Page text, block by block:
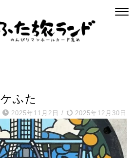
ふた
2025年11月2日 / 2025年12月30日